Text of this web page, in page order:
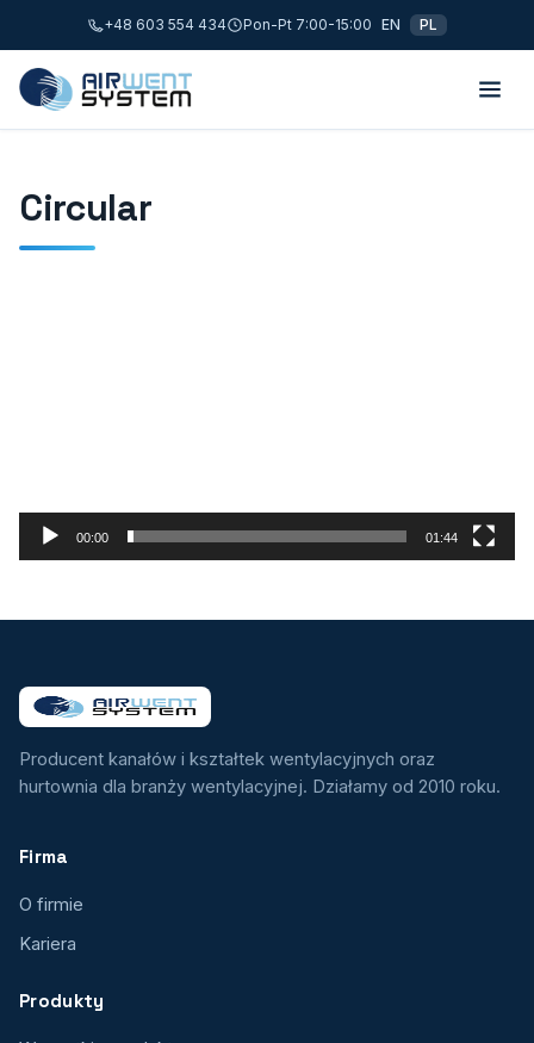
+48 603 554 434 Pon-Pt 7:00-15:00 EN PL
Circular
00:00 01:44
Producent kanałów i kształtek wentylacyjnych oraz
hurtownia dla branży wentylacyjnej. Działamy od 2010 roku.
Firma
O firmie
Kariera
Produkty